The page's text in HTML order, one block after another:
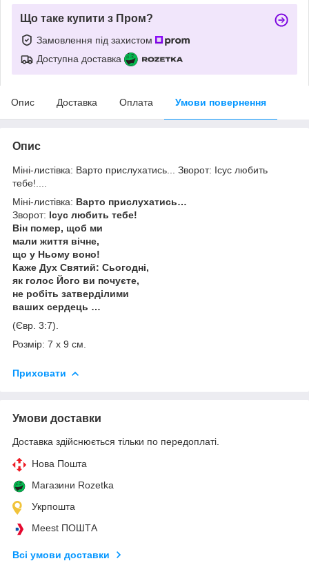
Що таке купити з Пром?
Замовлення під захистом
Доступна доставка
Опис Доставка Оплата Умови повернення
Опис
Міні-листівка: Варто прислухатись... Зворот: Ісус любить
тебе!....
Міні-листівка: Варто прислухатись…
Зворот: Ісус любить тебе!
Він помер, щоб ми
мали життя вічне,
що у Ньому воно!
Каже Дух Святий: Сьогодні,
як голос Його ви почуєте,
не робіть затверділими
ваших сердець …
(Євр. 3:7).
Розмір: 7 х 9 см.
Приховати
Умови доставки
Доставка здійснюється тільки по передоплаті.
Нова Пошта
Магазини Rozetka
Укрпошта
Meest ПОШТА
Всі умови доставки